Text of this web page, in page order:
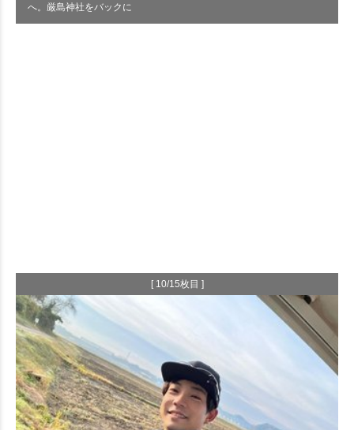
へ。厳島神社をバックに
[ 10/15枚目 ]